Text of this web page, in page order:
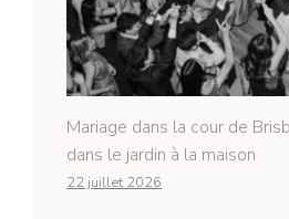
Mariage dans la cour de
dans le jardin à la maison
22 juillet 2026